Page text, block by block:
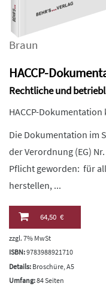
Braun
HACCP-
Rechtliche und
HACCP-
Die Dokumentation im
der Verordnung (EG)
Pflicht geworden: für
herstellen, ...
64,50 €
zzgl. 7% MwSt
ISBN:9783988921710
Details: Broschüre, A5
Umfang:84 Seiten